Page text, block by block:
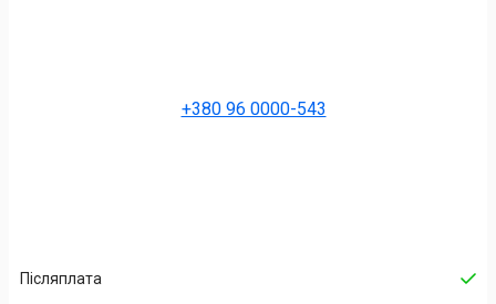
+380 96 0000-543
Післяплата